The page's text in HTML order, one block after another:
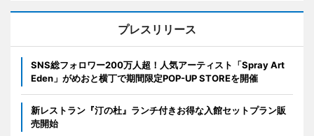
プレスリリース
SNS総フォロワー200万人超！人気アーティスト「Spray Art
Eden」がめおと横丁で期間限定POP-UP STOREを開催
新レストラン『汀の杜』ランチ付きお得な入館セットプラン販
売開始